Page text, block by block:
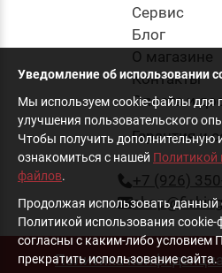
Cервис
Блог
О магазине
Контакты
Оплата и
Гарантия и
+7 (926)
Политика
Уведомление об использовании
Мы используем cookie-файлы для
улучшения пользовательского
Чтобы получить
ознакомиться с нашей Политикой
файлов.
Продолжая использовать данный
Политикой использования
согласны с каким-либо условием
прекратить использование сайта.